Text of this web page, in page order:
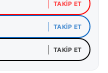
TAKIP ET
TAKIP ET
TAKIP ET